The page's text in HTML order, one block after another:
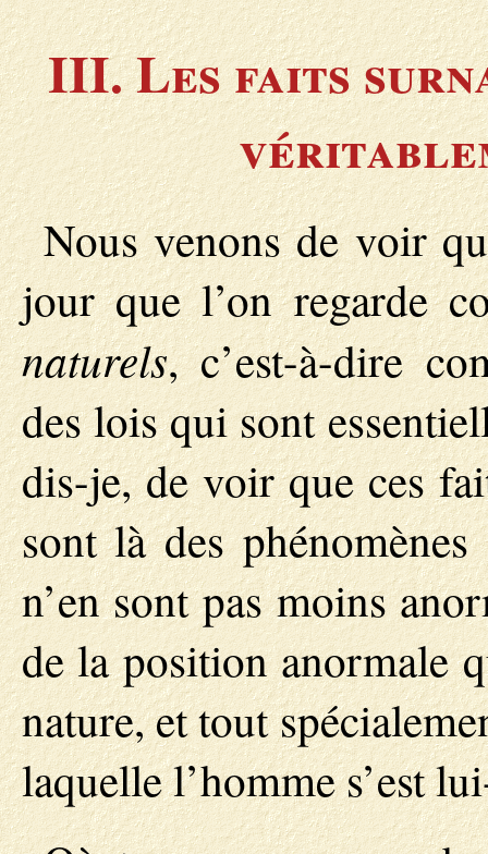
III. Les faits
Nous venons de voir
jour que l’on regarde
naturels, c’est-à-dire
des lois qui sont
dis-je, de voir que ces
sont là des
n’en sont pas moins
de la position anormale
nature, et tout
laquelle l’homme s’est